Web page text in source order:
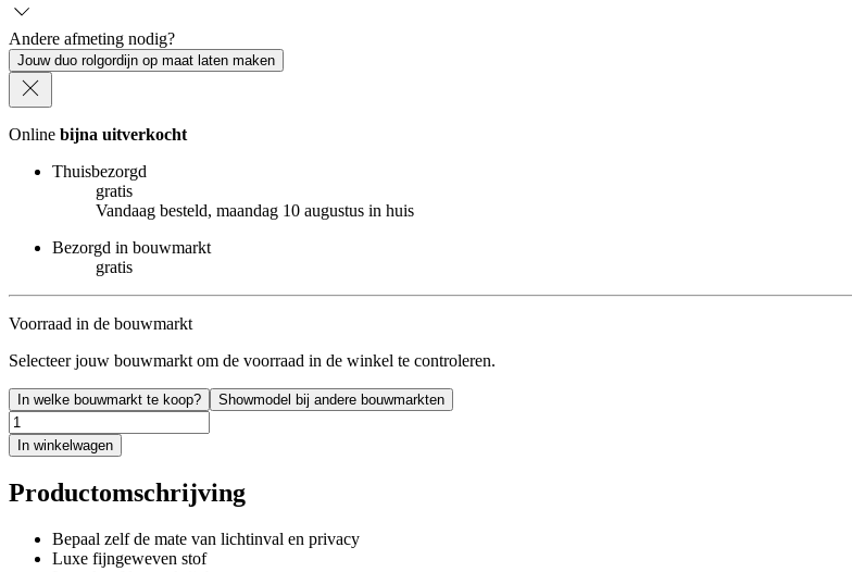
Andere afmeting nodig?
Jouw duo rolgordijn op maat laten maken
Online bijna uitverkocht
Thuisbezorgd
gratis
Vandaag besteld, maandag 10 augustus in huis
Bezorgd in bouwmarkt
gratis
Voorraad in de bouwmarkt
Selecteer jouw bouwmarkt om de voorraad in de winkel te controleren.
In welke bouwmarkt te koop? Showmodel bij andere bouwmarkten
In winkelwagen
Productomschrijving
Bepaal zelf de mate van lichtinval en privacy
Luxe fijngeweven stof